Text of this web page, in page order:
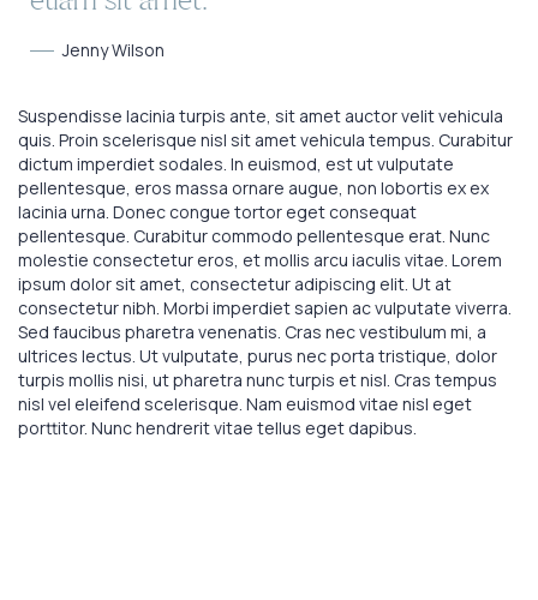
Jenny Wilson
Suspendisse lacinia turpis ante, sit amet auctor velit vehicula
quis. Proin scelerisque nisl sit amet vehicula tempus. Curabitur
dictum imperdiet sodales. In euismod, est ut vulputate
pellentesque, eros massa ornare augue, non lobortis ex ex
lacinia urna. Donec congue tortor eget consequat
pellentesque. Curabitur commodo pellentesque erat. Nunc
molestie consectetur eros, et mollis arcu iaculis vitae. Lorem
ipsum dolor sit amet, consectetur adipiscing elit. Ut at
consectetur nibh. Morbi imperdiet sapien ac vulputate viverra.
Sed faucibus pharetra venenatis. Cras nec vestibulum mi, a
ultrices lectus. Ut vulputate, purus nec porta tristique, dolor
turpis mollis nisi, ut pharetra nunc turpis et nisl. Cras tempus
nisl vel eleifend scelerisque. Nam euismod vitae nisl eget
porttitor. Nunc hendrerit vitae tellus eget dapibus.